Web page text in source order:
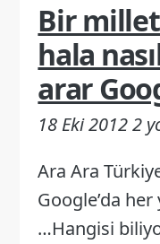
Bir
hala
arar
18 Eki 20122
Ara Ara
Google’da
…Hangisi